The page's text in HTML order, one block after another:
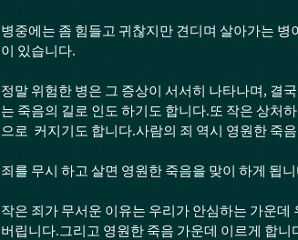
병중에는 좀 힘들고 귀찮지만 견디며 살아가는
이 있습니다.
정말 위험한 병은 그 증상이 서서히 나타나며, 결
는 죽음의 길로 인도 하기도 합니다.또 작은 상처
으로  커지기도 합니다.사람의 죄 역시 영원한 죽
죄를 무시 하고 살면 영원한 죽음을 맞이 하게 됩
작은 죄가 무서운 이유는 우리가 안심하는 가운
버립니다.그리고 영원한 죽음 가운데 이르게 합